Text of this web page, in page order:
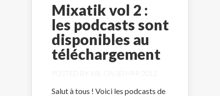
Mixatik vol 2 :
les podcasts sont
disponibles au
téléchargement
POSTED BY K8L ON 30 MAR 2012
Salut à tous ! Voici les podcasts de